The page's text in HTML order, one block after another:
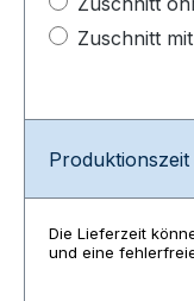
Zuschnitt
Produktionszeit
Die Lieferzeit
und eine